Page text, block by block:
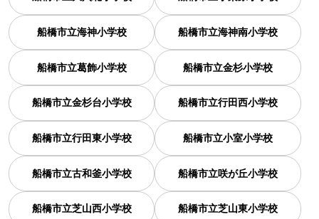
船橋市立海神小学校 船橋市立海神南小学校
船橋市立葛飾小学校 船橋市立金杉小学校
船橋市立金杉台小学校 船橋市立行田西小学校
船橋市立行田東小学校 船橋市立小室小学校
船橋市立古和釜小学校 船橋市立咲が丘小学校
船橋市立芝山西小学校 船橋市立芝山東小学校